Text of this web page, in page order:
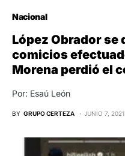
Nacional
López Obrador se
comicios
Morena perdió el
Por: Esaú León
BY GRUPO CERTEZA JUNIO 7, 2021